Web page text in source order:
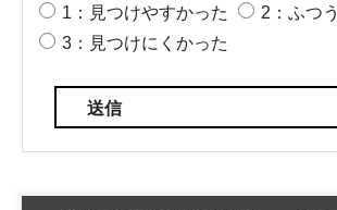
1：見つけやすかった
2：ふつう
3：見つけにくかった